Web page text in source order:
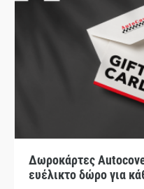
Δωροκάρτες
ευέλικτο δώρο για